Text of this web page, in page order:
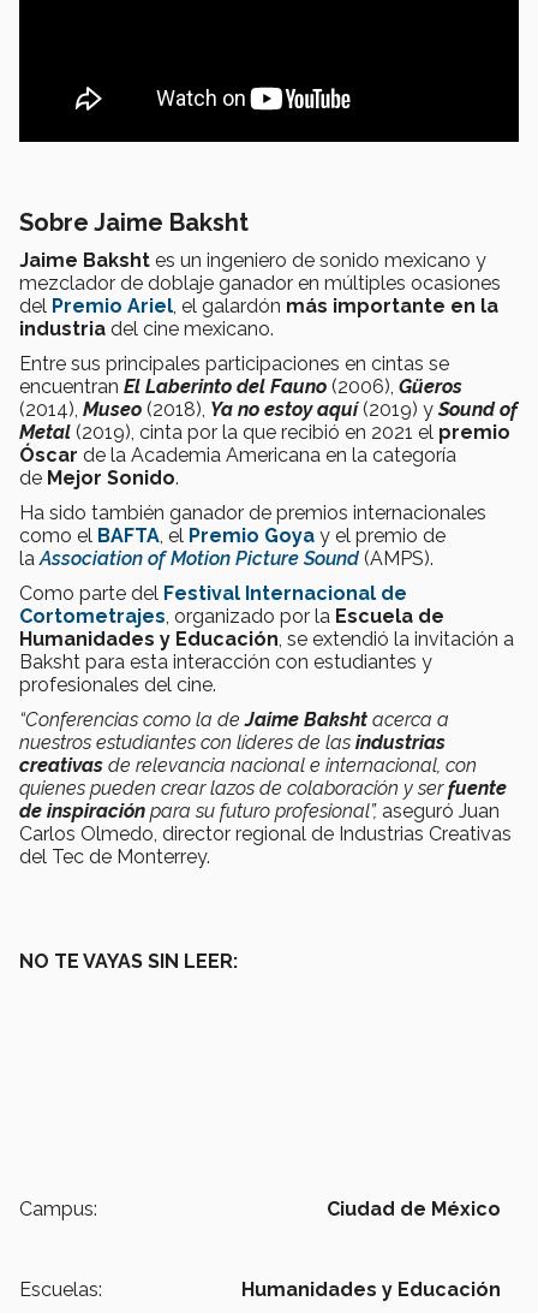
Sobre Jaime Baksht
Jaime Baksht es un ingeniero de sonido mexicano y
mezclador de doblaje ganador en múltiples ocasiones
del Premio Ariel, el galardón más importante en la
industria del cine mexicano.
Entre sus principales participaciones en cintas se
encuentran El Laberinto del Fauno (2006), Güeros
(2014), Museo (2018), Ya no estoy aquí(2019) ySound of
Metal (2019), cinta por la que recibió en 2021 el premio
Óscar de la Academia Americana en la categoría
de Mejor Sonido.
Ha sido también ganador de premios internacionales
como el BAFTA, el Premio Goya y el premio de
laAssociation of Motion Picture Sound (AMPS).
Como parte del Festival Internacional de
Cortometrajes, organizado por la Escuela de
Humanidades y Educación, se extendió la invitación a
Baksht para esta interacción con estudiantes y
profesionales del cine.
“Conferencias como la de Jaime Baksht acerca a
nuestros estudiantes con líderes de las industrias
creativas de relevancia nacional e internacional, con
quienes pueden crear lazos de colaboración y serfuente
de inspiración para su futuro profesional”, aseguró Juan
Carlos Olmedo, director regional de Industrias Creativas
del Tec de Monterrey.
NO TE VAYAS SIN LEER:
Campus: Ciudad de México
Escuelas: Humanidades y Educación